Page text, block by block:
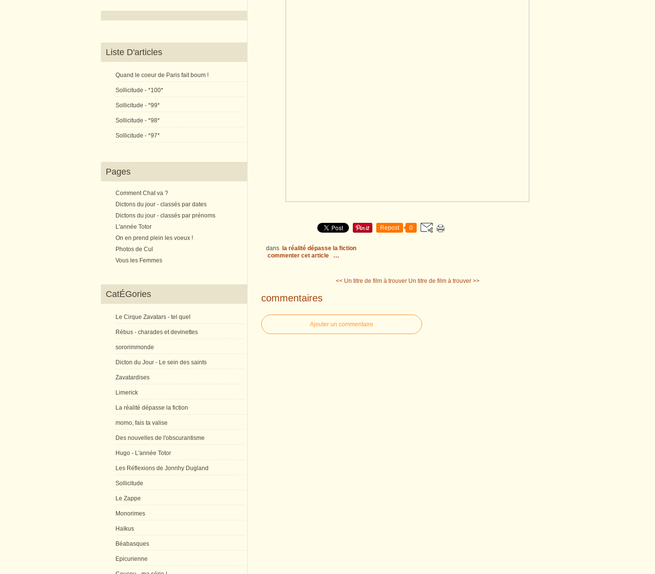
Liste D'articles
Quand le coeur de Paris fait boum !
Sollicitude - *100*
Sollicitude - *99*
Sollicitude - *98*
Sollicitude - *97*
Pages
Comment Chat va ?
Dictons du jour - classés par dates
Dictons du jour - classés par prénoms
L'année Totor
On en prend plein les voeux !
Photos de Cul
Vous les Femmes
CatÉGories
Le Cirque Zavatars - tel quel
Rébus - charades et devinettes
sororimmonde
Dicton du Jour - Le sein des saints
Zavatardises
Limerick
La réalité dépasse la fiction
momo, fais ta valise
Des nouvelles de l'obscurantisme
Hugo - L'année Totor
Les Réflexions de Jonnhy Dugland
Sollicitude
Le Zappe
Monorimes
Haïkus
Béabasques
Epicurienne
Repost 0
dans
la réalité dépasse la fiction
commenter cet article
…
<< Un titre de film à trouver Un titre de film à trouver >>
commentaires
Ajouter un commentaire